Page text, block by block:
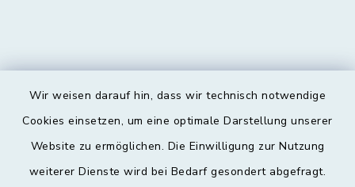
Wir weisen darauf hin, dass wir technisch notwendige
Cookies einsetzen, um eine optimale Darstellung unserer
Website zu ermöglichen. Die Einwilligung zur Nutzung
weiterer Dienste wird bei Bedarf gesondert abgefragt.
Kontakt